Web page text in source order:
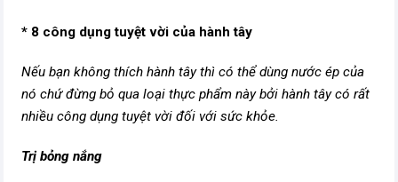
* 8 công dụng tuyệt vời của hành tây
Nếu bạn không thích hành tây thì có thể dùng nước ép của
nó chứ đừng bỏ qua loại thực phẩm này bởi hành tây có rất
nhiều công dụng tuyệt vời đối với sức khỏe.
Trị bỏng nắng